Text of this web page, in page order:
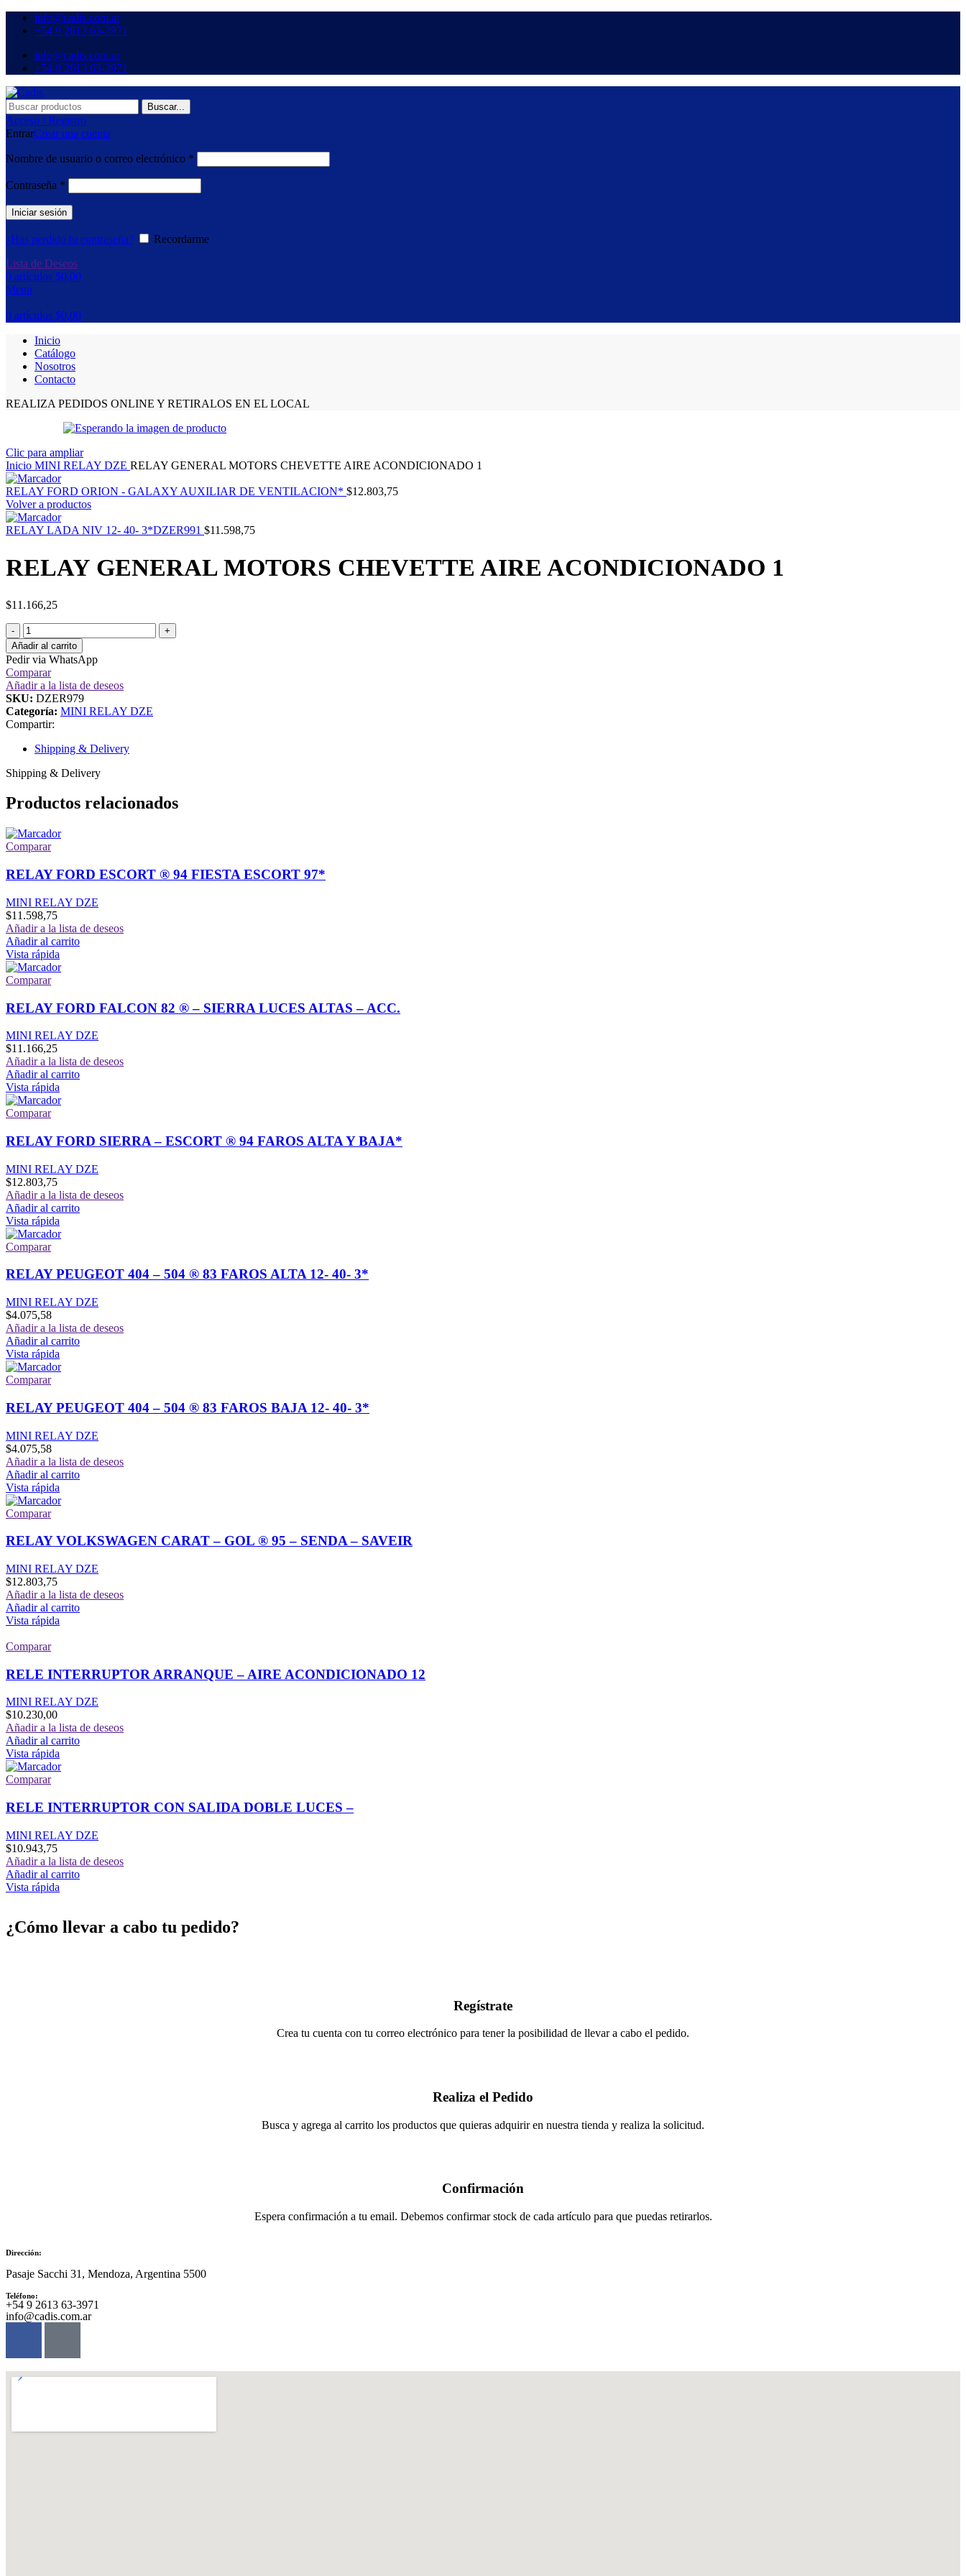
info@cadis.com.ar
‪+54 9 2613 63‑3971‬
info@cadis.com.ar
‪+54 9 2613 63‑3971‬
Buscar...
Acceso / Registro
EntrarCrear una cuenta
Nombre de usuario o correo electrónico *
Contraseña *
Iniciar sesión
¿Has perdido tu contraseña?
Recordarme
Lista de Deseos
0 artículos $0,00
Menú
0 artículos $0,00
Inicio
Catálogo
Nosotros
Contacto
REALIZA PEDIDOS ONLINE Y RETIRALOS EN EL LOCAL
Clic para ampliar
Inicio MINI RELAY DZE RELAY GENERAL MOTORS CHEVETTE AIRE ACONDICIONADO 1
RELAY FORD ORION - GALAXY AUXILIAR DE VENTILACION* $12.803,75
Volver a productos
RELAY LADA NIV 12- 40- 3*DZER991 $11.598,75
RELAY GENERAL MOTORS CHEVETTE AIRE ACONDICIONADO 1
$11.166,25
Añadir al carrito
Pedir via WhatsApp
Comparar
Añadir a la lista de deseos
SKU: DZER979
Categoría: MINI RELAY DZE
Compartir:
Shipping & Delivery
Shipping & Delivery
Productos relacionados
Comparar
RELAY FORD ESCORT ® 94 FIESTA ESCORT 97*
MINI RELAY DZE
$11.598,75
Añadir a la lista de deseos
Añadir al carrito
Vista rápida
Comparar
RELAY FORD FALCON 82 ® – SIERRA LUCES ALTAS – ACC.
MINI RELAY DZE
$11.166,25
Añadir a la lista de deseos
Añadir al carrito
Vista rápida
Comparar
RELAY FORD SIERRA – ESCORT ® 94 FAROS ALTA Y BAJA*
MINI RELAY DZE
$12.803,75
Añadir a la lista de deseos
Añadir al carrito
Vista rápida
Comparar
RELAY PEUGEOT 404 – 504 ® 83 FAROS ALTA 12- 40- 3*
MINI RELAY DZE
$4.075,58
Añadir a la lista de deseos
Añadir al carrito
Vista rápida
Comparar
RELAY PEUGEOT 404 – 504 ® 83 FAROS BAJA 12- 40- 3*
MINI RELAY DZE
$4.075,58
Añadir a la lista de deseos
Añadir al carrito
Vista rápida
Comparar
RELAY VOLKSWAGEN CARAT – GOL ® 95 – SENDA – SAVEIR
MINI RELAY DZE
$12.803,75
Añadir a la lista de deseos
Añadir al carrito
Vista rápida
Comparar
RELE INTERRUPTOR ARRANQUE – AIRE ACONDICIONADO 12
MINI RELAY DZE
$10.230,00
Añadir a la lista de deseos
Añadir al carrito
Vista rápida
Comparar
RELE INTERRUPTOR CON SALIDA DOBLE LUCES –
MINI RELAY DZE
$10.943,75
Añadir a la lista de deseos
Añadir al carrito
Vista rápida
¿Cómo llevar a cabo tu pedido?
Regístrate
Crea tu cuenta con tu correo electrónico para tener la posibilidad de llevar a cabo el pedido.
Realiza el Pedido
Busca y agrega al carrito los productos que quieras adquirir en nuestra tienda y realiza la solicitud.
Confirmación
Espera confirmación a tu email. Debemos confirmar stock de cada artículo para que puedas retirarlos.
Dirección:
Pasaje Sacchi 31, Mendoza, Argentina 5500
Teléfono:
‪+54 9 2613 63‑3971‬
info@cadis.com.ar